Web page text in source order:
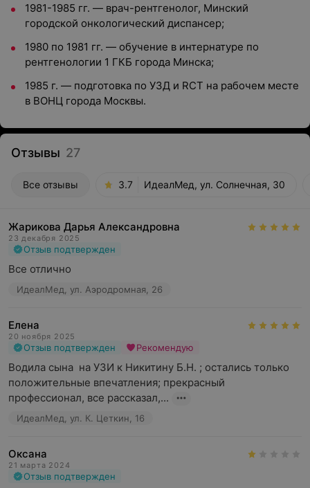
1981-1985 гг. — врач-рентгенолог, Минский
городской онкологический диспансер;
1980 по 1981 гг. — обучение в интернатуре по
рентгенологии 1 ГКБ города Минска;
1985 г. — подготовка по УЗД и RСТ на рабочем месте
в ВОНЦ города Москвы.
Отзывы 27
Все отзывы 3.7 ИдеалМед, ул. Солнечная, 30
Жарикова Дарья Александровна
23 декабря 2025
Отзыв подтвержден
Все отлично
ИдеалМед, ул. Аэродромная, 26
Елена
20 ноября 2025
Отзыв подтвержден Рекомендую
Водила сына  на УЗИ к Никитину Б.Н. ; остались только
положительные впечатления; прекрасный
профессионал, все рассказал,...
ИдеалМед, ул. К. Цеткин, 16
Оксана
21 марта 2024
Отзыв подтвержден